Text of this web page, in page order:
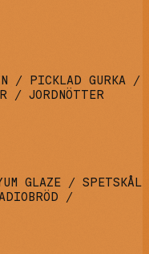
/ PICKLAD GURKA /
/ JORDNÖTTER
GLAZE / SPETSKÅL
/